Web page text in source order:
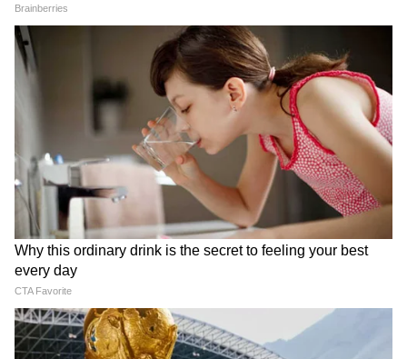
Skin Health: ত্বকের যত্ন নিতে
ডায়েটে রাখুন এই ৭টি খাবার
Egg Cholesterol: ডিমের কুসুম
কি কোলেস্টেরল বাড়ায়? রোজ
ক'টা ডিম খাওয়া স্বাস্থ্যকর?
LATEST VIDEOS
Dilip Ghosh: 'কেউ তৃণমূলীদের দলে নিলে
সে সাসপেন্ড হবে', বিজেপি নেতাদের কড়া
বার্তা দিলীপের
Suvendu Adhikari: ভবানীপুরের গুরুদ্বারে
ছুঁলেন শিখদের